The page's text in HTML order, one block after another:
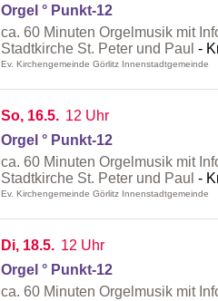
Orgel ° Punkt-12
ca. 60 Minuten Orgelmusik mit
Stadtkirche St. Peter und Paul
Ev. Kirchengemeinde Görlitz Innenstadtgemeinde
So, 16.5. 12 Uhr
Orgel ° Punkt-12
ca. 60 Minuten Orgelmusik mit
Stadtkirche St. Peter und Paul
Ev. Kirchengemeinde Görlitz Innenstadtgemeinde
Di, 18.5. 12 Uhr
Orgel ° Punkt-12
ca. 60 Minuten Orgelmusik mit